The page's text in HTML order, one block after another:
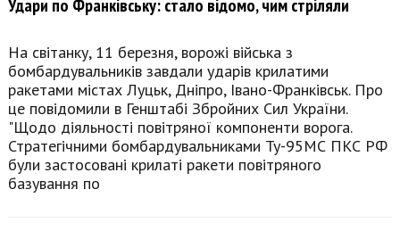
Удари по Франківську: стало відомо, чим стріляли
На світанку, 11 березня, ворожі війська з
бомбардувальників завдали ударів крилатими
ракетами містах Луцьк, Дніпро, Івано-Франківськ. Про
це повідомили в Генштабі Збройних Сил України.
"Щодо діяльності повітряної компоненти ворога.
Стратегічними бомбардувальниками Ту-95МС ПКС РФ
були застосовані крилаті ракети повітряного
базування по